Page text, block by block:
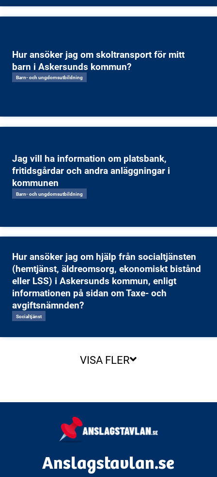
Hur ansöker jag om skoltransport för mitt
barn i Askersunds kommun?
Barn- och ungdomsutbildning
Jag vill ha information om platsbank,
fritidsgårdar och andra anläggningar i
kommunen
Barn- och ungdomsutbildning
Hur ansöker jag om hjälp från socialtjänsten
(hemtjänst, äldreomsorg, ekonomiskt bistånd
eller LSS) i Askersunds kommun, enligt
informationen på sidan om Taxe- och
avgiftsnämnden?
Socialtjänst
VISA FLER
Anslagstavlan.se